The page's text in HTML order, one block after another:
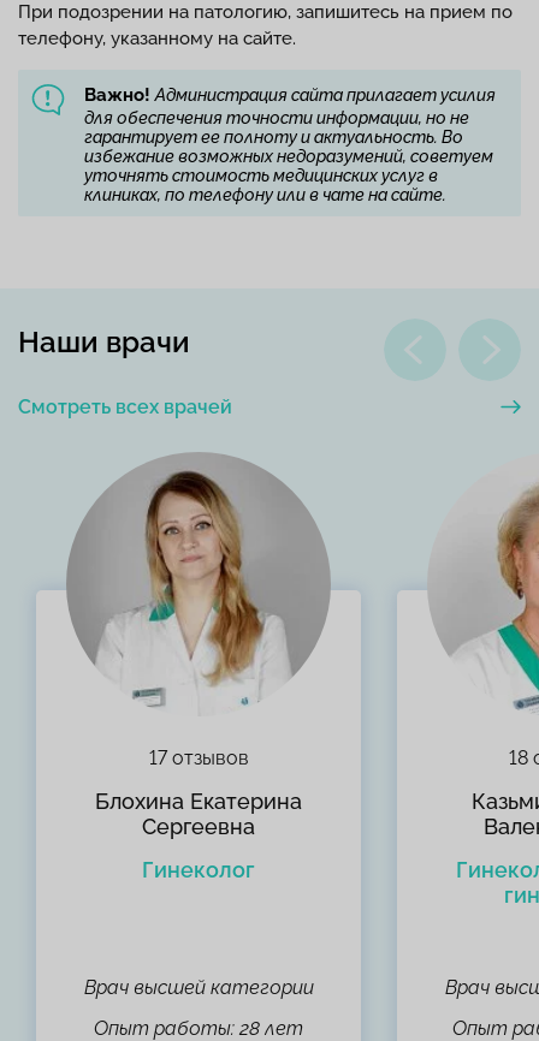
При подозрении на патологию, запишитесь на прием по
телефону, указанному на сайте.
Важно! Администрация сайта прилагает усилия
для обеспечения точности информации, но не
гарантирует ее полноту и актуальность. Во
избежание возможных недоразумений, советуем
уточнять стоимость медицинских услуг в
клиниках, по телефону или в чате на сайте.
Смотреть всех врачей
Наши врачи
17 отзывов
Блохина Екатерина
Сергеевна
Гинеколог
Врач высшей категории
Опыт работы: 28 лет
18
Врач
Опыт